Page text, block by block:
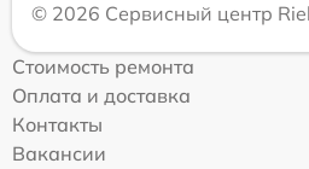
© 2026 Сервисный центр
Стоимость ремонта
Оплата и доставка
Контакты
Вакансии